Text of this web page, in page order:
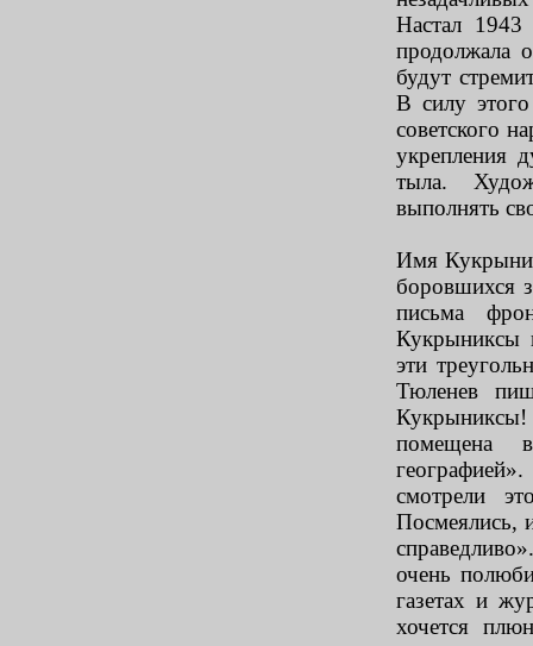
Настал 1943
продолжала
будут
В силу этого
советского
укрепления
тыла.
выполнять
Имя
боровшихся
письма
Кукрыниксы
эти
Тюленев
помещена
смотрели
Посмеялись,
очень
газетах и
хочется